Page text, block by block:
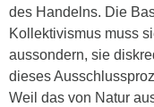
des Handelns. Die
Kollektivismus muss
aussondern, sie
dieses
Weil das von Natur